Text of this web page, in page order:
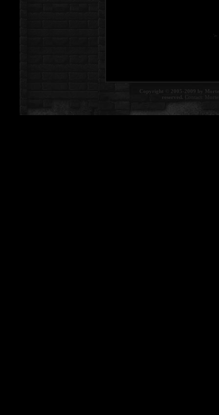
Copyright © 2005-2009 by
reserved. Contact: